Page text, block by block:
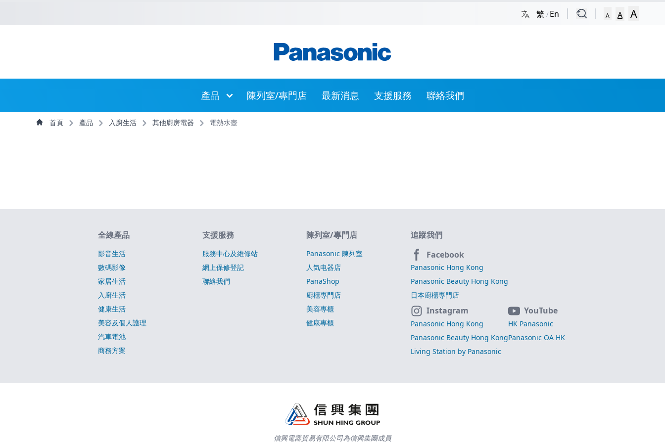
繁/ En A A A
產品 陳列室/專門店 最新消息 支援服務 聯絡我們
首頁 產品 入廚生活 其他廚房電器 電熱水壺
網站指南
全線產品
影音生活
數碼影像
家居生活
入廚生活
健康生活
美容及個人護理
汽車電池
商務方案
支援服務
服務中心及維修站
網上保修登記
聯絡我們
陳列室/專門店
Panasonic 陳列室
人気电器店
PanaShop
廚櫃專門店
美容專櫃
健康專櫃
追蹤我們
Facebook
Panasonic Hong Kong
Panasonic Beauty Hong Kong
日本廚櫃專門店
Instagram
Panasonic Hong Kong
Panasonic Beauty Hong Kong
Living Station by Panasonic
YouTube
HK Panasonic
Panasonic OA HK
信興電器貿易有限公司為信興集團成員